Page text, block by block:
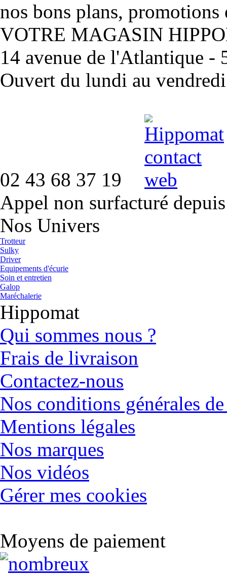
nos bons plans, promotions
VOTRE MAGASIN
14 avenue de l'Atlantique -
Ouvert du lundi au
02 43 68 37 19
Appel non surfacturé
Nos Univers
Trotteur
Sulky
Driver
Equipements d'écurie
Soin et entretien
Galop
Maréchalerie
Hippomat
Qui sommes nous ?
Frais de livraison
Contactez-nous
Nos conditions générales
Mentions légales
Nos marques
Nos vidéos
Gérer mes cookies
Moyens de paiement